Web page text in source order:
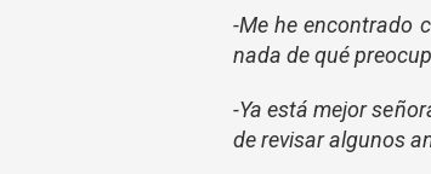
-Me he encontrado
nada de qué
-Ya está mejor
de revisar algunos